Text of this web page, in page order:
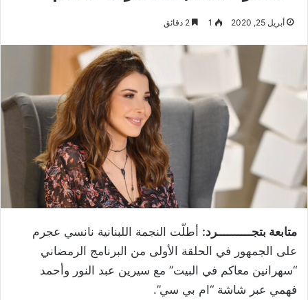
أبريل 25, 2020 1
متابعة بتجــــــــــرد: أطلّت النجمة اللبنانية نانسي عجرم
على الجمهور في الحلقة الأولى من البرنامج الرمضاني
“سهرانين معاكم في البيت” مع سيرين عبد النور وأحمد
فهمي عبر شاشة “ام بي سي”.